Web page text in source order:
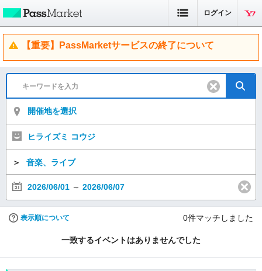
ログイン
【重要】PassMarketサービスの終了について
開催地を選択
ヒライズミ コウジ
＞ 音楽、ライブ
2026/06/01 ～ 2026/06/07
表示順について 0件マッチしました
一致するイベントはありませんでした